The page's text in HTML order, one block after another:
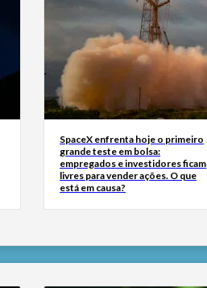
SpaceX enfrenta hoje o primeiro
grande teste em bolsa:
empregados e investidores ficam
livres para vender ações. O que
está em causa?